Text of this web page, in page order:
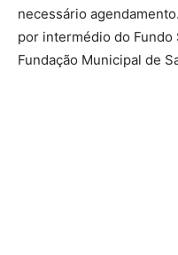
necessário
por intermédio do Fundo
Fundação Municipal de